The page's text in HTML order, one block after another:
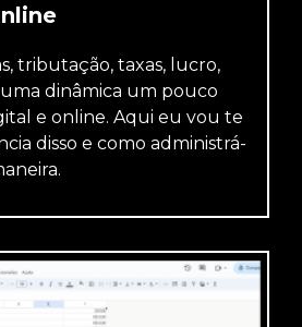
tributação, taxas, lucro,
dinâmica um pouco
e online. Aqui eu vou te
disso e como administrá-